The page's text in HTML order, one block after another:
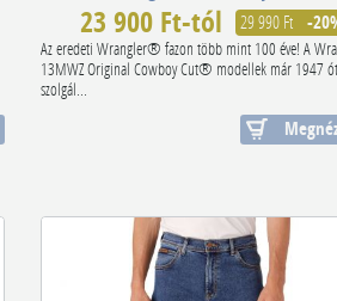
23 900 Ft-tól 29 990 Ft -
Az eredeti Wrangler® fazon több mint 100 éve! A
13MWZ Original Cowboy Cut® modellek már 1947
szolgál...